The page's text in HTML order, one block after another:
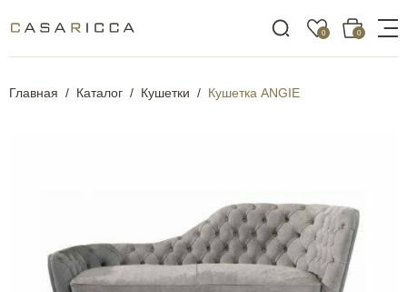
0 0
Главная Каталог Кушетки Кушетка ANGIE